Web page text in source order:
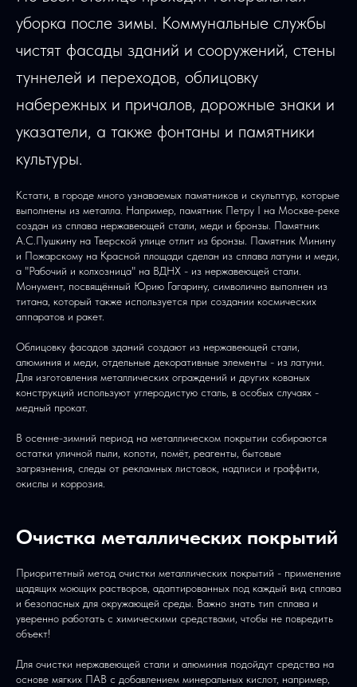
уборка после зимы. Коммунальные службы
чистят фасады зданий и сооружений, стены
туннелей и переходов, облицовку
набережных и причалов, дорожные знаки и
указатели, а также фонтаны и памятники
культуры.
Кстати, в городе много узнаваемых памятников и скульптур, которые
выполнены из металла. Например, памятник Петру I на Москве-реке
создан из сплава нержавеющей стали, меди и бронзы. Памятник
А.С.Пушкину на Тверской улице отлит из бронзы. Памятник Минину
и Пожарскому на Красной площади сделан из сплава латуни и меди,
а "Рабочий и колхозница" на ВДНХ - из нержавеющей стали.
Монумент, посвящённый Юрию Гагарину, символично выполнен из
титана, который также используется при создании космических
аппаратов и ракет.
Облицовку фасадов зданий создают из нержавеющей стали,
алюминия и меди, отдельные декоративные элементы - из латуни.
Для изготовления металлических ограждений и других кованых
конструкций используют углеродистую сталь, в особых случаях -
медный прокат.
В осенне-зимний период на металлическом покрытии собираются
остатки уличной пыли, копоти, помёт, реагенты, бытовые
загрязнения, следы от рекламных листовок, надписи и граффити,
окислы и коррозия.
Очистка металлических покрытий
Приоритетный метод очистки металлических покрытий - применение
щадящих моющих растворов, адаптированных под каждый вид сплава
и безопасных для окружающей среды. Важно знать тип сплава и
уверенно работать с химическими средствами, чтобы не повредить
объект!
Для очистки нержавеющей стали и алюминия подойдут средства на
основе мягких ПАВ с добавлением минеральных кислот, например,